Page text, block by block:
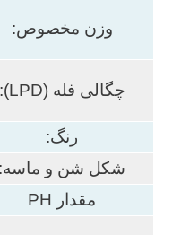
وزن مخصوص:
چگالی فله (LPD):
رنگ:
شکل شن و ماسه:
مقدار PH